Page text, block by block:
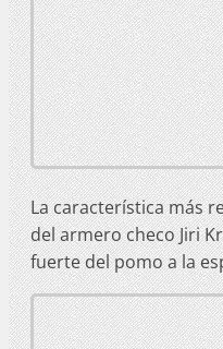
La característica más
del armero checo Jiri
fuerte del pomo a la